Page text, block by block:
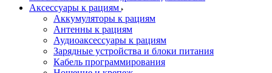
Аксессуары к рациям
Аккумуляторы к рациям
Антенны к рациям
Аудиоаксессуары к рациям
Зарядные устройства и блоки питания
Кабель программирования